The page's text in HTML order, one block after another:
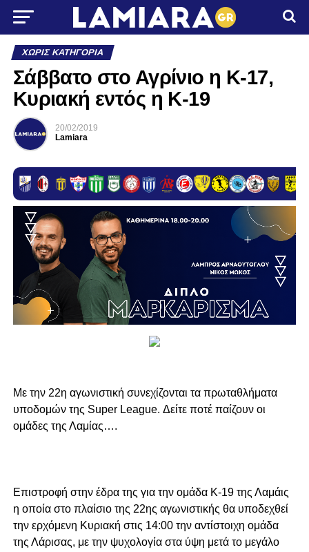
ΧΩΡΊΣ ΚΑΤΗΓΟΡΊΑ
Σάββατο στο Αγρίνιο η Κ-17,
Κυριακή εντός η Κ-19
20/02/2019
Lamiara
Με την 22η αγωνιστική συνεχίζονται τα πρωταθλήματα
υποδομών της Super League. Δείτε ποτέ παίζουν οι
ομάδες της Λαμίας….
Επιστροφή στην έδρα της για την ομάδα Κ-19 της Λαμάις
η οποία στο πλαίσιο της 22ης αγωνιστικής θα υποδεχθεί
την ερχόμενη Κυριακή στις 14:00 την αντίστοιχη ομάδα
της Λάρισας, με την ψυχολογία στα ύψη μετά το μεγάλο